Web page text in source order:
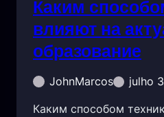
Каким
влияют на
образование
JohnMarcos
julho
Каким способом